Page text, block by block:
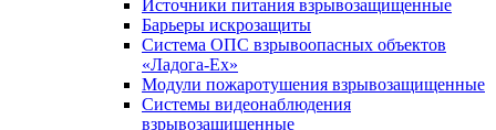
Источники питания взрывозащищенные
Барьеры искрозащиты
Система ОПС взрывоопасных объектов
«Ладога-Ex»
Модули пожаротушения взрывозащищенные
Системы видеонаблюдения
взрывозащищенные